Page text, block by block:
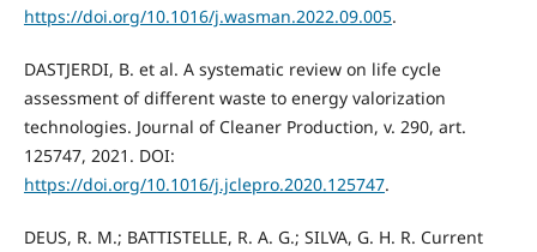
https://doi.org/10.1016/j.wasman.2022.09.005.
DASTJERDI, B. et al. A systematic review on life cycle
assessment of different waste to energy valorization
technologies. Journal of Cleaner Production, v. 290, art.
125747, 2021. DOI:
https://doi.org/10.1016/j.jclepro.2020.125747.
DEUS, R. M.; BATTISTELLE, R. A. G.; SILVA, G. H. R. Current